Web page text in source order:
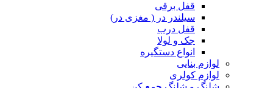
قفل برقی
سیلندر در ( مغزی در)
قفل درب
جک و لولا
انواع دستگیره
لوازم بنایی
لوازم کولری